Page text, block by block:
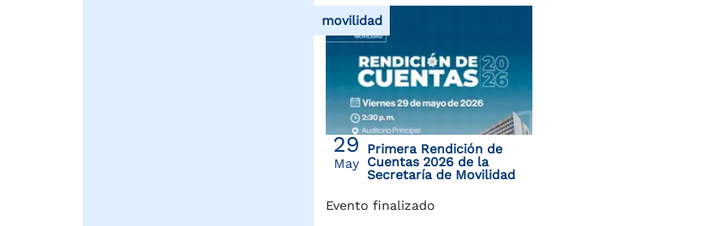
movilidad
29
May
Primera Rendición de
Cuentas 2026 de la
Secretaría de Movilidad
Evento finalizado